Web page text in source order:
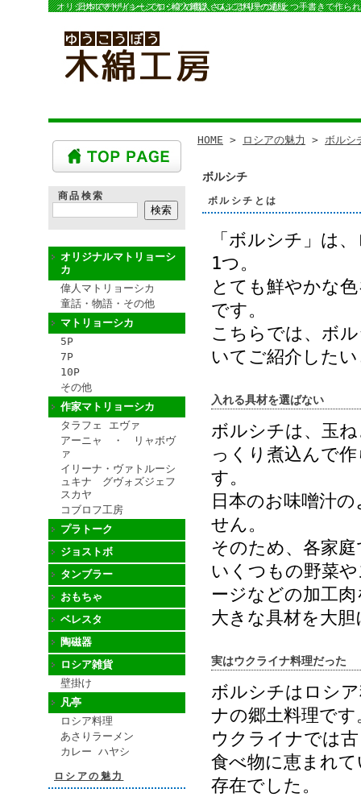
オリジナルマトリョーシカ・輸入雑貨・ロシア料理の通販
日本でデザインしてロシアの職人さんにより一つひとつ手書きで作ら
商品検索
オリジナルマトリョーシ
カ
偉人マトリョーシカ
童話・物語・その他
マトリョーシカ
5P
7P
10P
その他
作家マトリョーシカ
タラフェ エヴァ
アーニャ ・ リャボヴ
ァ
イリーナ・ヴァトルーシ
ュキナ グヴォズジェフ
スカヤ
コブロフ工房
プラトーク
ジョストボ
タンブラー
おもちゃ
ベレスタ
陶磁器
ロシア雑貨
壁掛け
凡亭
ロシア料理
あさりラーメン
カレー ハヤシ
ロシアの魅力
HOME > ロシアの魅力 > ボルシ
ボルシチ
ボルシチとは
「ボルシチ」は
1つ。
とても鮮やかな
です。
こちらでは、ボ
いてご紹介した
入れる具材を選ばない
ボルシチは、玉
っくり煮込んで
す。
日本のお味噌汁
せん。
そのため、各家
いくつもの野菜
ージなどの加工
大きな具材を大
実はウクライナ料理だった
ボルシチはロシ
ナの郷土料理です
ウクライナでは
食べ物に恵まれ
存在でした。